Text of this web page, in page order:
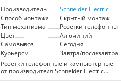
Выберите Unica New для сочетания
эстетики и функциональности.
Производитель
Schneider Electric
Способ монтажа
Скрытый монтаж
Тип механизма
Розетки
Цвет
Алюминий
Самовывоз
Сегодня
Курьером
Завтра/послезавтра
Розетки телефонные и компьютерные
от производителя Schneider Electric
серии Unica NEW в цвете Алюминий